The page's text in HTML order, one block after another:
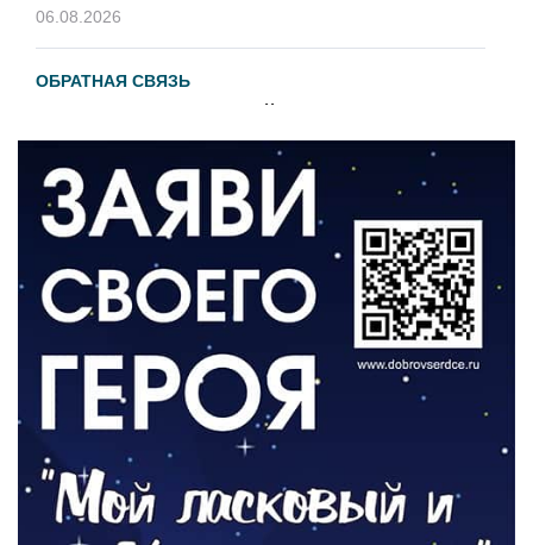
06.08.2026
ОБРАТНАЯ СВЯЗЬ
Администрация онлайн
ВЛАСТЬ
День памяти и «Симфония народов»
06.08.2026
Новый настил на экотропе
05.08.2026